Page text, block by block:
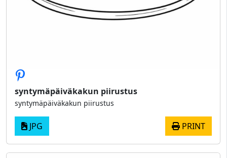
syntymäpäiväkakun piirustus
syntymäpäiväkakun piirustus
JPG PRINT